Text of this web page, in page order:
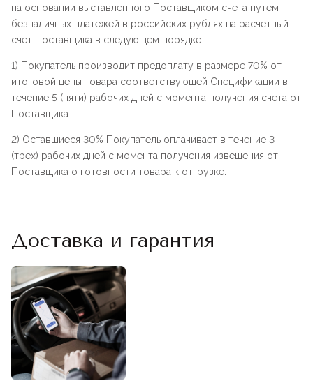
на основании выставленного Поставщиком счета путем
безналичных платежей в российских рублях на расчетный
счет Поставщика в следующем порядке:
1) Покупатель производит предоплату в размере 70% от
итоговой цены товара соответствующей Спецификации в
течение 5 (пяти) рабочих дней с момента получения счета от
Поставщика.
2) Оставшиеся 30% Покупатель оплачивает в течение 3
(трех) рабочих дней с момента получения извещения от
Поставщика о готовности товара к отгрузке.
Доставка и гарантия